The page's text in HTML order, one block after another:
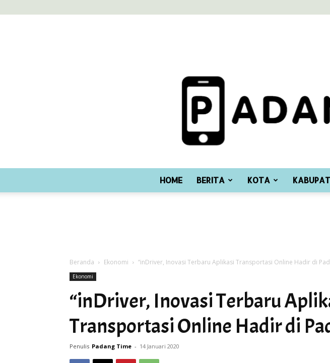
HOME BERITA KOTA
Beranda Ekonomi “inDriver, Inovasi Terbaru Aplikasi Transportasi Online Hadir di
Ekonomi
“inDriver, Inovasi Terbaru
Transportasi Online Hadir di
Penulis Padang Time - 14 Januari 2020